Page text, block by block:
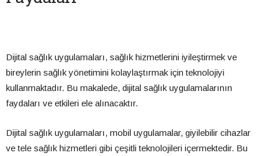
Dijital sağlık uygulamaları, sağlık hizmetlerini iyileştirmek ve
bireylerin sağlık yönetimini kolaylaştırmak için teknolojiyi
kullanmaktadır. Bu makalede, dijital sağlık uygulamalarının
faydaları ve etkileri ele alınacaktır.
Dijital sağlık uygulamaları, mobil uygulamalar, giyilebilir cihazlar
ve tele sağlık hizmetleri gibi çeşitli teknolojileri içermektedir. Bu